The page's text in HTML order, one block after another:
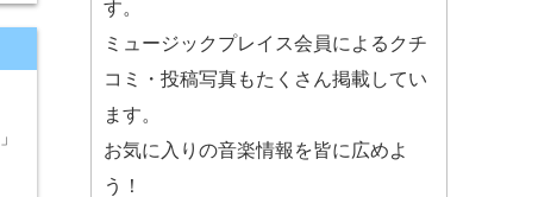
12:00 - 24:00 CLOSE 月・火曜日(祝日の場合は営業)※音楽スタジ
す。
ミュージックプレイス会員によるクチ
コミ・投稿写真もたくさん掲載してい
ます。
お気に入りの音楽情報を皆に広めよ
う！